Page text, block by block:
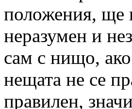
положения, ще
неразумен и
сам с нищо,
нещата не се
правилен,